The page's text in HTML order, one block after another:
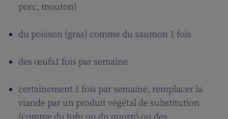
porc, mouton)
du poisson (gras) comme du saumon 1 fois
des œufs1 fois par semaine
certainement 1 fois par semaine, remplacer la
viande par un produit végétal de substitution